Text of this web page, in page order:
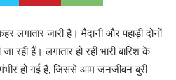
लगातार जारी है। मैदानी और पहाड़ी दोनों
रही हैं। लगातार हो रही भारी बारिश के
गंभीर हो गई है, जिससे आम जनजीवन बुरी